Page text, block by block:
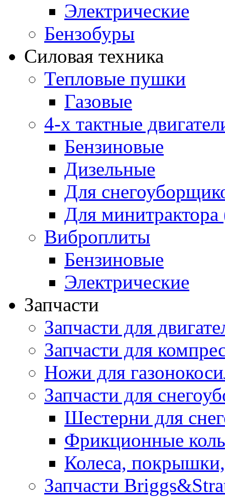
Электрические
Бензобуры
Силовая техника
Тепловые пушки
Газовые
4-х тактные
Бензиновые
Дизельные
Для
Для минитрактора
Виброплиты
Бензиновые
Электрические
Запчасти
Запчасти для
Запчасти для
Ножи для
Запчасти для
Шестерни для
Фрикционные
Колеса,
Запчасти